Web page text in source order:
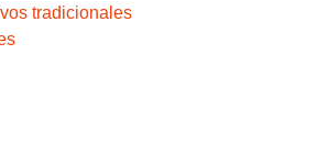
tradicionales